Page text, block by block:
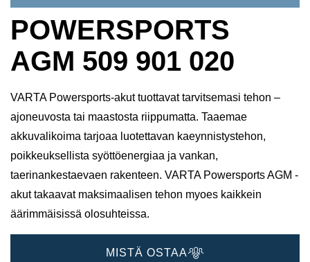
POWERSPORTS
AGM 509 901 020
VARTA Powersports-akut tuottavat tarvitsemasi tehon –
ajoneuvosta tai maastosta riippumatta. Taaemae
akkuvalikoima tarjoaa luotettavan kaeynnistystehon,
poikkeuksellista syöttöenergiaa ja vankan,
taerinankestaevaen rakenteen. VARTA Powersports AGM -
akut takaavat maksimaalisen tehon myoes kaikkein
äärimmäisissä olosuhteissa.
MISTÄ OSTAA